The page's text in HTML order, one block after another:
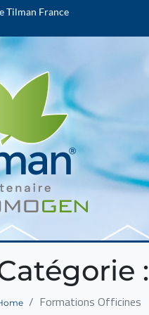
Tilman France
:
Formations Officines